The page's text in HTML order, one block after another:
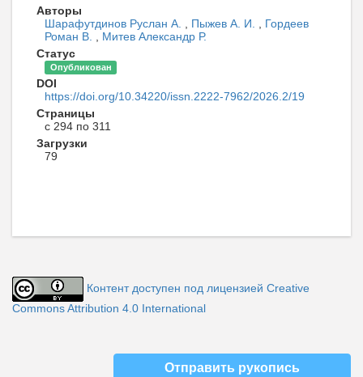
Авторы
Шарафутдинов Руслан А.
Пыжев А. И.
Гордеев
Роман В.
Митев Александр Р.
Статус
Опубликован
DOI
https://doi.org/10.34220/issn.2222-7962/2026.2/19
Страницы
с 294 по 311
Загрузки
79
Контент доступен под лицензией Creative
Commons Attribution 4.0 International
Отправить рукопись